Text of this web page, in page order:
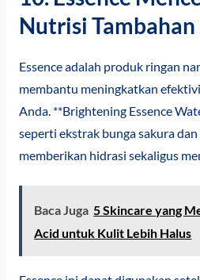
Nutrisi
Essence adalah produk ringan
membantu meningkatkan
Anda. **Brightening Essence
seperti ekstrak bunga sakura
memberikan hidrasi sekaligus
Baca Juga 5 Skincare yang
Acid untuk Kulit Lebih Halus